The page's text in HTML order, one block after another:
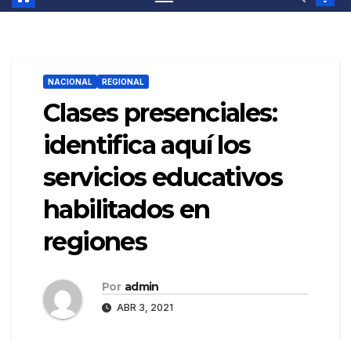
NACIONAL REGIONAL
Clases presenciales:
identifica aquí los
servicios educativos
habilitados en
regiones
Por admin
ABR 3, 2021